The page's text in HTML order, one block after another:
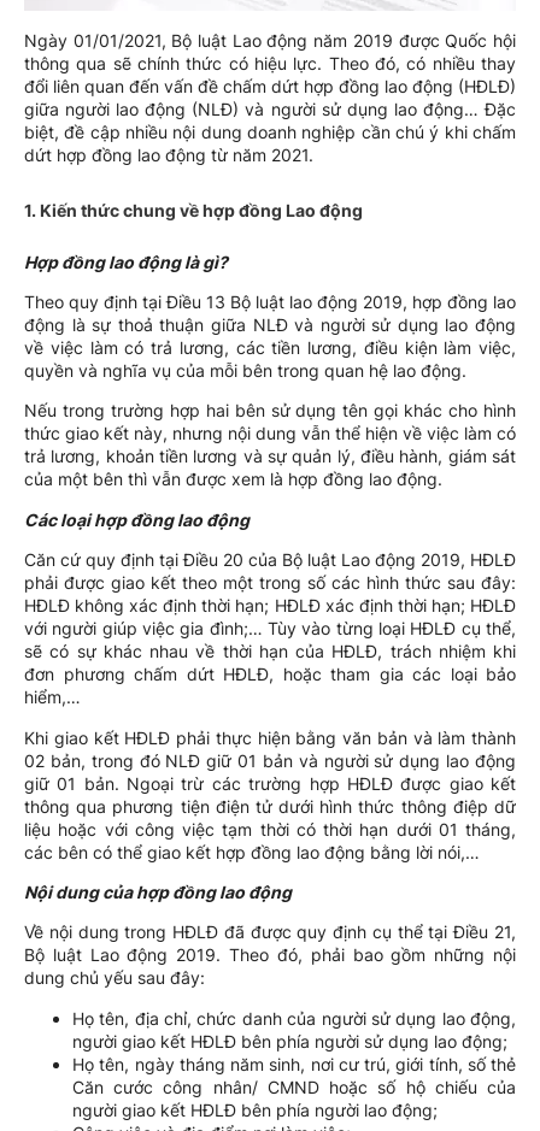
Ngày 01/01/2021, Bộ luật Lao động năm 2019 được Quốc hội
thông qua sẽ chính thức có hiệu lực. Theo đó, có nhiều thay
đổi liên quan đến vấn đề chấm dứt hợp đồng lao động (HĐLĐ)
giữa người lao động (NLĐ) và người sử dụng lao động… Đặc
biệt, đề cập nhiều nội dung doanh nghiệp cần chú ý khi chấm
dứt hợp đồng lao động từ năm 2021.
1. Kiến thức chung về hợp đồng Lao động
Hợp đồng lao động là gì?
Theo quy định tại Điều 13 Bộ luật lao động 2019, hợp đồng lao
động là sự thoả thuận giữa NLĐ và người sử dụng lao động
về việc làm có trả lương, các tiền lương, điều kiện làm việc,
quyền và nghĩa vụ của mỗi bên trong quan hệ lao động.
Nếu trong trường hợp hai bên sử dụng tên gọi khác cho hình
thức giao kết này, nhưng nội dung vẫn thể hiện về việc làm có
trả lương, khoản tiền lương và sự quản lý, điều hành, giám sát
của một bên thì vẫn được xem là hợp đồng lao động.
Các loại hợp đồng lao động
Căn cứ quy định tại Điều 20 của Bộ luật Lao động 2019, HĐLĐ
phải được giao kết theo một trong số các hình thức sau đây:
HĐLĐ không xác định thời hạn; HĐLĐ xác định thời hạn; HĐLĐ
với người giúp việc gia đình;… Tùy vào từng loại HĐLĐ cụ thể,
sẽ có sự khác nhau về thời hạn của HĐLĐ, trách nhiệm khi
đơn phương chấm dứt HĐLĐ, hoặc tham gia các loại bảo
hiểm,…
Khi giao kết HĐLĐ phải thực hiện bằng văn bản và làm thành
02 bản, trong đó NLĐ giữ 01 bản và người sử dụng lao động
giữ 01 bản. Ngoại trừ các trường hợp HĐLĐ được giao kết
thông qua phương tiện điện tử dưới hình thức thông điệp dữ
liệu hoặc với công việc tạm thời có thời hạn dưới 01 tháng,
các bên có thể giao kết hợp đồng lao động bằng lời nói,…
Nội dung của hợp đồng lao động
Về nội dung trong HĐLĐ đã được quy định cụ thể tại Điều 21,
Bộ luật Lao động 2019. Theo đó, phải bao gồm những nội
dung chủ yếu sau đây:
Họ tên, địa chỉ, chức danh của người sử dụng lao động,
người giao kết HĐLĐ bên phía người sử dụng lao động;
Họ tên, ngày tháng năm sinh, nơi cư trú, giới tính, số thẻ
Căn cước công nhân/ CMND hoặc số hộ chiếu của
người giao kết HĐLĐ bên phía người lao động;